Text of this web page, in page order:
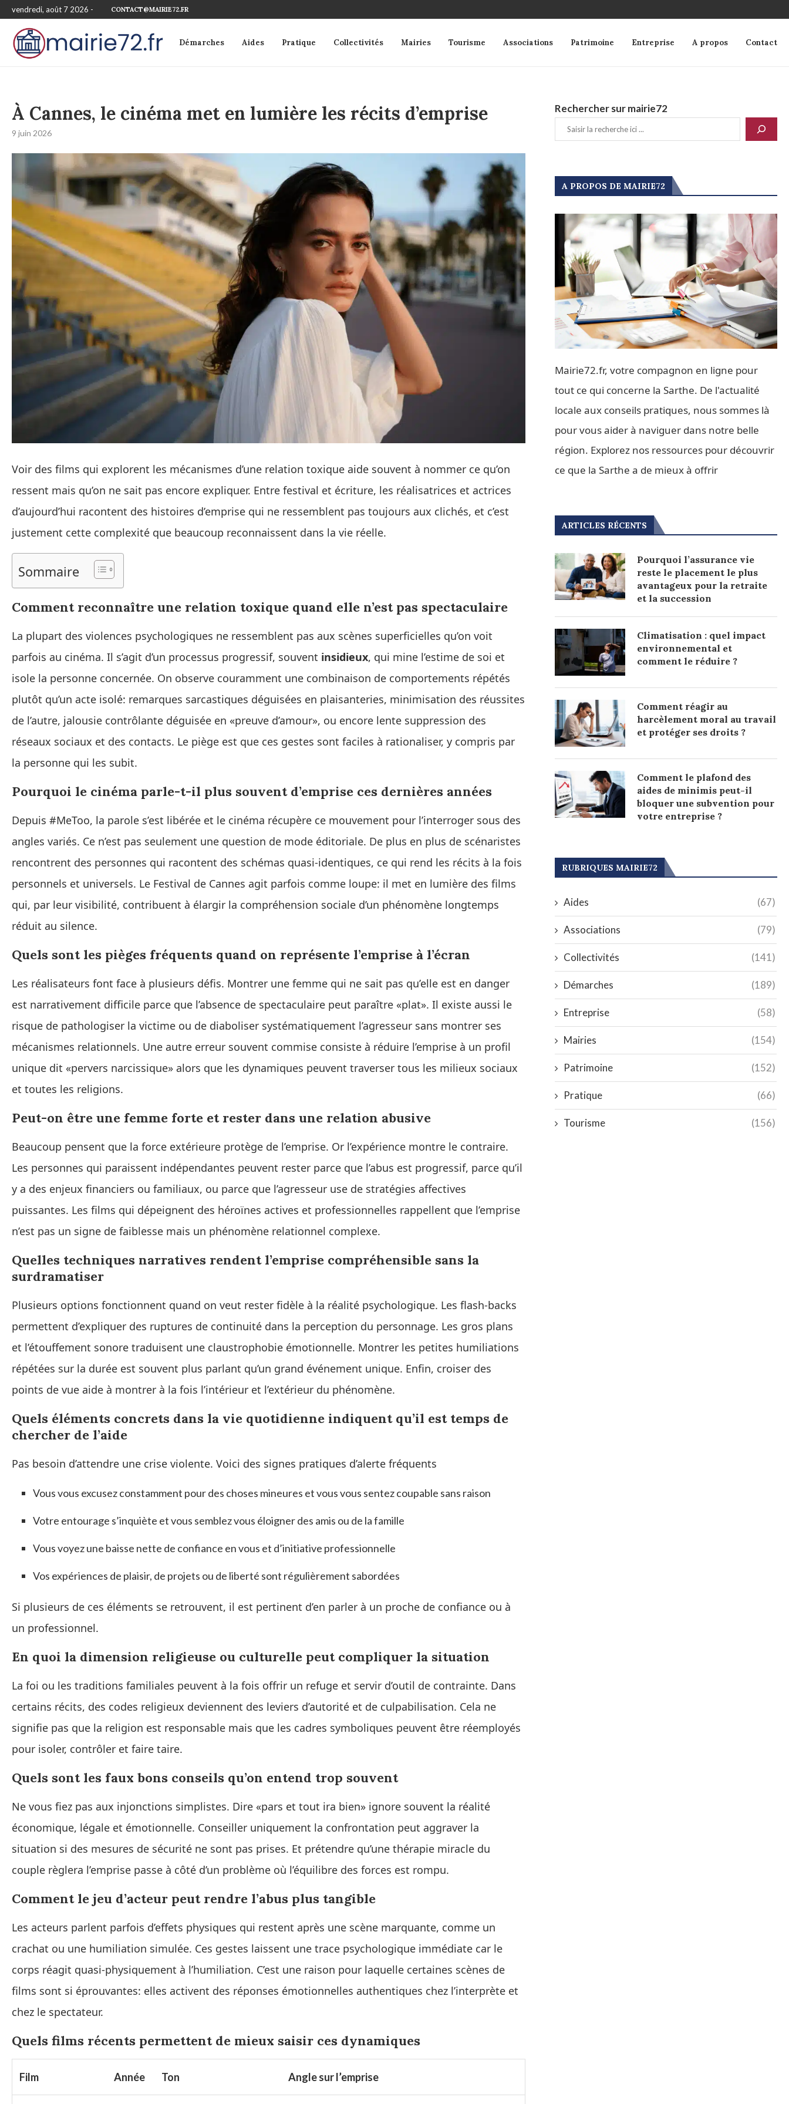
vendredi, août 7 2026 - CONTACT@MAIRIE72.FR
Démarches Aides Pratique Collectivités Mairies Tourisme Associations Patrimoine Entreprise A propos Contact
À Cannes, le cinéma met en lumière les récits d’emprise
9 juin 2026
Voir des films qui explorent les mécanismes d’une relation toxique aide souvent à nommer ce qu’on
ressent mais qu’on ne sait pas encore expliquer. Entre festival et écriture, les réalisatrices et actrices
d’aujourd’hui racontent des histoires d’emprise qui ne ressemblent pas toujours aux clichés, et c’est
justement cette complexité que beaucoup reconnaissent dans la vie réelle.
Sommaire
Comment reconnaître une relation toxique quand elle n’est pas spectaculaire
La plupart des violences psychologiques ne ressemblent pas aux scènes superficielles qu’on voit
parfois au cinéma. Il s’agit d’un processus progressif, souvent insidieux, qui mine l’estime de soi et
isole la personne concernée. On observe couramment une combinaison de comportements répétés
plutôt qu’un acte isolé: remarques sarcastiques déguisées en plaisanteries, minimisation des réussites
de l’autre, jalousie contrôlante déguisée en «preuve d’amour», ou encore lente suppression des
réseaux sociaux et des contacts. Le piège est que ces gestes sont faciles à rationaliser, y compris par
la personne qui les subit.
Pourquoi le cinéma parle-t-il plus souvent d’emprise ces dernières années
Depuis #MeToo, la parole s’est libérée et le cinéma récupère ce mouvement pour l’interroger sous des
angles variés. Ce n’est pas seulement une question de mode éditoriale. De plus en plus de scénaristes
rencontrent des personnes qui racontent des schémas quasi-identiques, ce qui rend les récits à la fois
personnels et universels. Le Festival de Cannes agit parfois comme loupe: il met en lumière des films
qui, par leur visibilité, contribuent à élargir la compréhension sociale d’un phénomène longtemps
réduit au silence.
Quels sont les pièges fréquents quand on représente l’emprise à l’écran
Les réalisateurs font face à plusieurs défis. Montrer une femme qui ne sait pas qu’elle est en danger
est narrativement difficile parce que l’absence de spectaculaire peut paraître «plat». Il existe aussi le
risque de pathologiser la victime ou de diaboliser systématiquement l’agresseur sans montrer ses
mécanismes relationnels. Une autre erreur souvent commise consiste à réduire l’emprise à un profil
unique dit «pervers narcissique» alors que les dynamiques peuvent traverser tous les milieux sociaux
et toutes les religions.
Peut-on être une femme forte et rester dans une relation abusive
Beaucoup pensent que la force extérieure protège de l’emprise. Or l’expérience montre le contraire.
Les personnes qui paraissent indépendantes peuvent rester parce que l’abus est progressif, parce qu’il
y a des enjeux financiers ou familiaux, ou parce que l’agresseur use de stratégies affectives
puissantes. Les films qui dépeignent des héroïnes actives et professionnelles rappellent que l’emprise
n’est pas un signe de faiblesse mais un phénomène relationnel complexe.
Quelles techniques narratives rendent l’emprise compréhensible sans la
surdramatiser
Plusieurs options fonctionnent quand on veut rester fidèle à la réalité psychologique. Les flash-backs
permettent d’expliquer des ruptures de continuité dans la perception du personnage. Les gros plans
et l’étouffement sonore traduisent une claustrophobie émotionnelle. Montrer les petites humiliations
répétées sur la durée est souvent plus parlant qu’un grand événement unique. Enfin, croiser des
points de vue aide à montrer à la fois l’intérieur et l’extérieur du phénomène.
Quels éléments concrets dans la vie quotidienne indiquent qu’il est temps de
chercher de l’aide
Pas besoin d’attendre une crise violente. Voici des signes pratiques d’alerte fréquents
Vous vous excusez constamment pour des choses mineures et vous vous sentez coupable sans raison
Votre entourage s’inquiète et vous semblez vous éloigner des amis ou de la famille
Vous voyez une baisse nette de confiance en vous et d’initiative professionnelle
Vos expériences de plaisir, de projets ou de liberté sont régulièrement sabordées
Si plusieurs de ces éléments se retrouvent, il est pertinent d’en parler à un proche de confiance ou à
un professionnel.
En quoi la dimension religieuse ou culturelle peut compliquer la situation
La foi ou les traditions familiales peuvent à la fois offrir un refuge et servir d’outil de contrainte. Dans
certains récits, des codes religieux deviennent des leviers d’autorité et de culpabilisation. Cela ne
signifie pas que la religion est responsable mais que les cadres symboliques peuvent être réemployés
pour isoler, contrôler et faire taire.
Quels sont les faux bons conseils qu’on entend trop souvent
Ne vous fiez pas aux injonctions simplistes. Dire «pars et tout ira bien» ignore souvent la réalité
économique, légale et émotionnelle. Conseiller uniquement la confrontation peut aggraver la
situation si des mesures de sécurité ne sont pas prises. Et prétendre qu’une thérapie miracle du
couple règlera l’emprise passe à côté d’un problème où l’équilibre des forces est rompu.
Comment le jeu d’acteur peut rendre l’abus plus tangible
Les acteurs parlent parfois d’effets physiques qui restent après une scène marquante, comme un
crachat ou une humiliation simulée. Ces gestes laissent une trace psychologique immédiate car le
corps réagit quasi-physiquement à l’humiliation. C’est une raison pour laquelle certaines scènes de
films sont si éprouvantes: elles activent des réponses émotionnelles authentiques chez l’interprète et
chez le spectateur.
Quels films récents permettent de mieux saisir ces dynamiques
Film Année Ton Angle sur l’emprise
Rechercher sur mairie72
A PROPOS DE MAIRIE72
Mairie72.fr, votre compagnon en ligne pour
tout ce qui concerne la Sarthe. De l'actualité
locale aux conseils pratiques, nous sommes là
pour vous aider à naviguer dans notre belle
région. Explorez nos ressources pour découvrir
ce que la Sarthe a de mieux à offrir
ARTICLES RÉCENTS
Pourquoi l’assurance vie
reste le placement le plus
avantageux pour la retraite
et la succession
Climatisation : quel impact
environnemental et
comment le réduire ?
Comment réagir au
harcèlement moral au travail
et protéger ses droits ?
Comment le plafond des
aides de minimis peut-il
bloquer une subvention pour
votre entreprise ?
RUBRIQUES MAIRIE72
Aides (67)
Associations (79)
Collectivités (141)
Démarches (189)
Entreprise (58)
Mairies (154)
Patrimoine (152)
Pratique (66)
Tourisme (156)